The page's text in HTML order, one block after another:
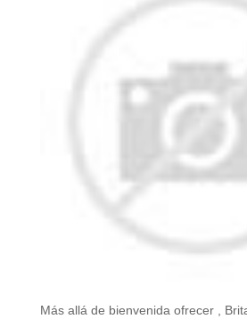
Más allá de bienvenida ofrecer ,